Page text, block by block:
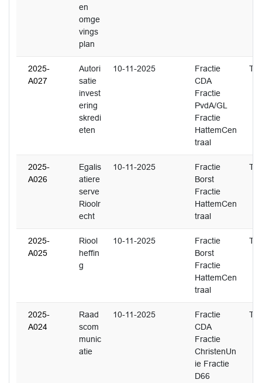
en
omge
vings
plan
2025-
A027
Autori
satie
invest
ering
skredi
eten
10-11-2025
Fractie
CDA
Fractie
PvdA/GL
Fractie
HattemCen
traal
T.
2025-
A026
Egalis
atiere
serve
Rioolr
echt
10-11-2025
Fractie
Borst
Fractie
HattemCen
traal
T.
2025-
A025
Riool
heffin
g
10-11-2025
Fractie
Borst
Fractie
HattemCen
traal
T.
2025-
A024
Raad
scom
munic
atie
10-11-2025
Fractie
CDA
Fractie
ChristenUn
ie Fractie
D66
T.